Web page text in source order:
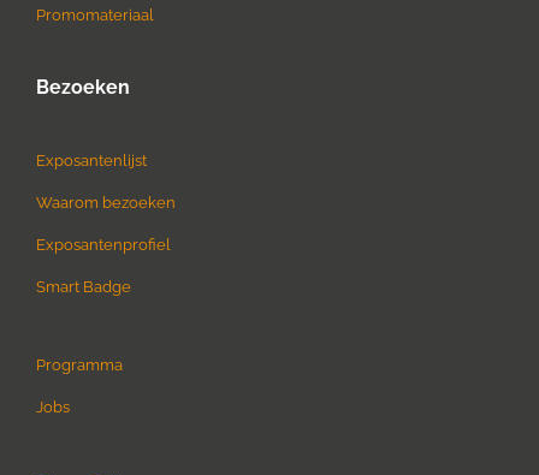
Promomateriaal
Bezoeken
Exposantenlijst
Waarom bezoeken
Exposantenprofiel
Smart Badge
Programma
Jobs